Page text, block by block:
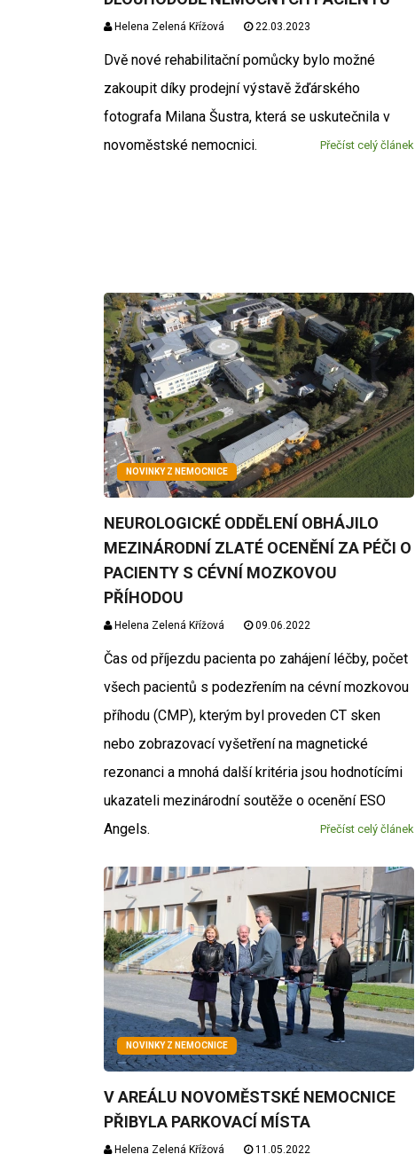
Helena Zelená Křížová 22.03.2023
Dvě nové rehabilitační pomůcky bylo možné
zakoupit díky prodejní výstavě žďárského
fotografa Milana Šustra, která se uskutečnila v
novoměstské nemocnici.
Přečíst celý článek
NOVINKY Z NEMOCNICE
NEUROLOGICKÉ ODDĚLENÍ OBHÁJILO
MEZINÁRODNÍ ZLATÉ OCENĚNÍ ZA PÉČI O
PACIENTY S CÉVNÍ MOZKOVOU
PŘÍHODOU
Helena Zelená Křížová 09.06.2022
Čas od příjezdu pacienta po zahájení léčby, počet
všech pacientů s podezřením na cévní mozkovou
příhodu (CMP), kterým byl proveden CT sken
nebo zobrazovací vyšetření na magnetické
rezonanci a mnohá další kritéria jsou hodnotícími
ukazateli mezinárodní soutěže o ocenění ESO
Angels.
Přečíst celý článek
NOVINKY Z NEMOCNICE
V AREÁLU NOVOMĚSTSKÉ NEMOCNICE
PŘIBYLA PARKOVACÍ MÍSTA
Helena Zelená Křížová 11.05.2022